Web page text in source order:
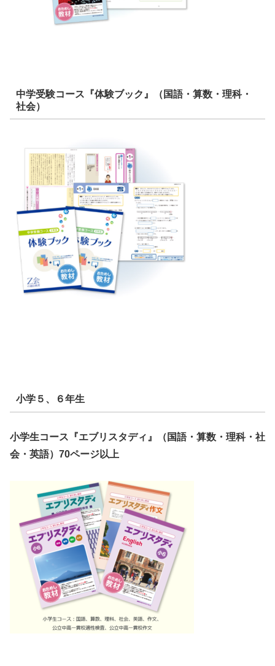
中学受験コース『体験ブック』（国語・算数・理科・
社会）
小学５、６年生
小学生コース『エブリスタディ』（国語・算数・理科・社
会・英語）70ページ以上